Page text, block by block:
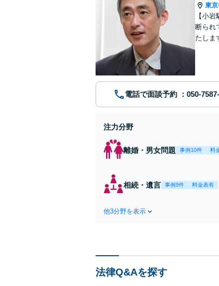
東
【小
断られ
たしま
電話で面談予約
注力分野
離婚・男女問題 事例10件 料
相続・遺言 事例9件 料金表有
他3分野を表示
法律Q&Aを探す